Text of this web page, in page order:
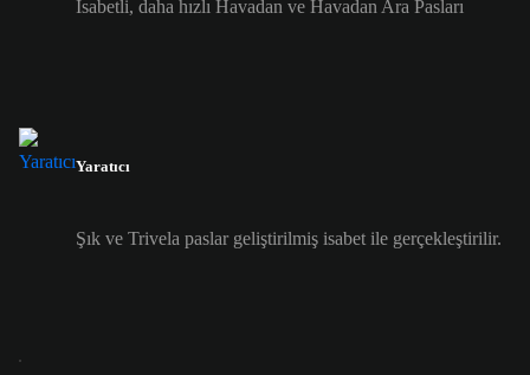
İsabetli, daha hızlı Havadan ve Havadan Ara Pasları
Yaratıcı
Şık ve Trivela paslar geliştirilmiş isabet ile gerçekleştirilir.